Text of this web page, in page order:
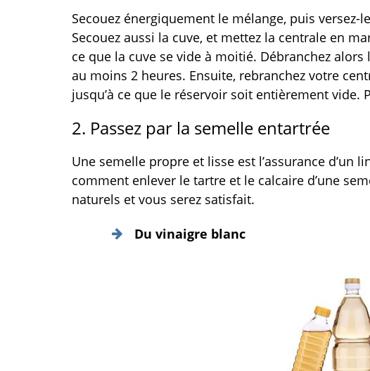
Secouez énergiquement le mélange, puis
Secouez aussi la cuve, et mettez la centrale en
ce que la cuve se vide à moitié. Débranchez
au moins 2 heures. Ensuite, rebranchez votre
jusqu’à ce que le réservoir soit entièrement
2. Passez par la semelle entartrée
Une semelle propre et lisse est l’assurance d’un
comment enlever le tartre et le calcaire d’une
naturels et vous serez satisfait.
Du vinaigre blanc